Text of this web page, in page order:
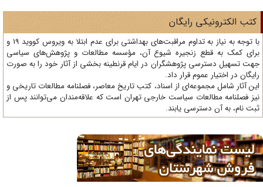
الکترونیکی رایگان
با توجه به نیاز به تداوم مراقبت‌های بهداشتی برای عدم ابتلا به ویروس کووید 19 و
کمک به قطع زنجیره شیوع آن، مؤسسه مطالعات و پژوهش‌های سیاسی
تسهیل دسترسی پژوهشگران در ایام قرنطینه بخشی از آثار خود را به صورت
در اختیار عموم قرار داد.
آثار شامل مجموعه‌ای از اسناد، کتب تاریخ معاصر، فصلنامه‌ مطالعات تاریخی و
فصلنامه مطالعات سیاست خارجی تهران است که علاقه‌مندان می‌توانند پس از
نام، به آن دسترسی یابند.